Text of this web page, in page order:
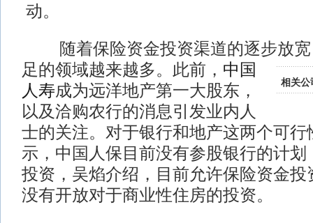
动。
随着保险资金投资渠道的逐步放宽
相关公
足的领域越来越多。此前， 中国
人寿成为远洋地产第一大股东，
以及洽购农行的消息引发业内人
士的关注。对于银行和地产这两个可行
示，中国人保目前没有参股银行的计划
投资，吴焰介绍，目前允许保险资金投
没有开放对于商业性住房的投资。